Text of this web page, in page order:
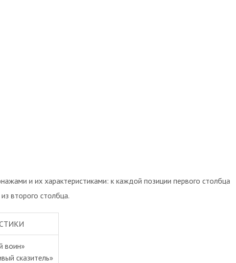
и их характеристиками: к каждой позиции первого столбца
второго столбца.
воин»
сказитель»